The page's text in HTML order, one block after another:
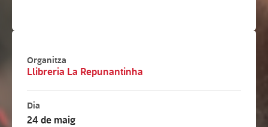
Organitza
Llibreria La Repunantinha
Dia
24 de maig